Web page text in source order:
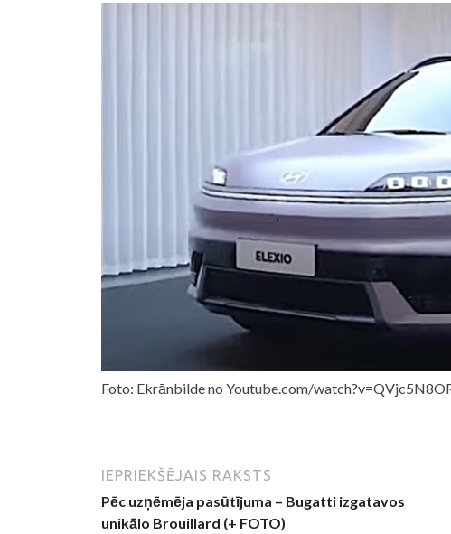
Foto: Ekrānbilde no Youtube.com/
IEPRIEKŠĒJAIS RAKSTS
Pēc uzņēmēja pasūtījuma – Bugatti izgatavos
unikālo Brouillard (+ FOTO)